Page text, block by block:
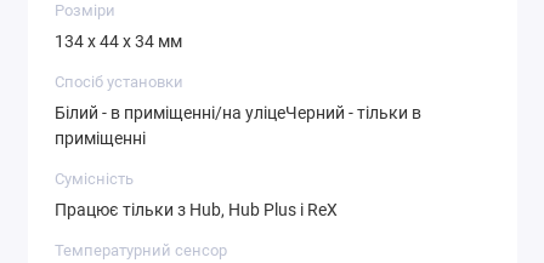
Розміри
134 х 44 х 34 мм
Спосіб установки
Білий - в приміщенні/на уліцеЧерний - тільки в
приміщенні
Сумісність
Працює тільки з Hub, Hub Plus і ReX
Температурний сенсор